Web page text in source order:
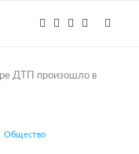
ДТП произошло в
Общество